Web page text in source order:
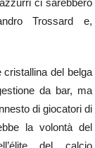
ci sarebbero
Trossard e,
cristallina del belga
da bar, ma
di giocatori di
la volontà del